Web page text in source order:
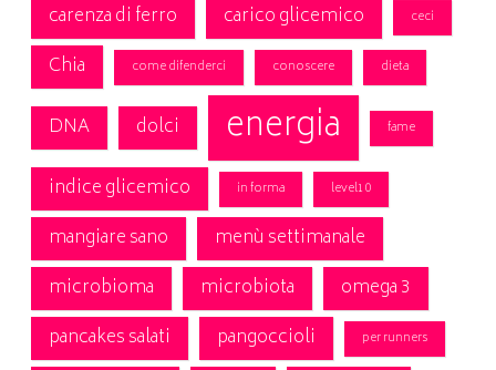
carenza di ferro carico glicemico ceci
Chia come difenderci conoscere dieta
DNA dolci energia fame
indice glicemico in forma level10
mangiare sano
menù settimanale
microbioma
microbiota
omega 3
pancakes salati
pangoccioli per runners